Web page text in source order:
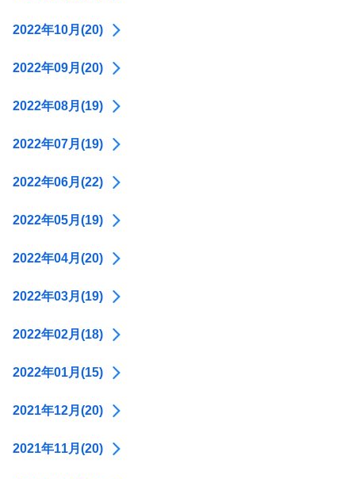
2022年10月(20)
2022年09月(20)
2022年08月(19)
2022年07月(19)
2022年06月(22)
2022年05月(19)
2022年04月(20)
2022年03月(19)
2022年02月(18)
2022年01月(15)
2021年12月(20)
2021年11月(20)